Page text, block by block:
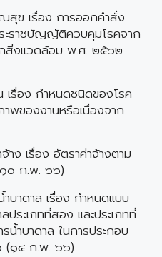
สุข เรื่อง การออกคำสั่ง
ะราชบัญญัติควบคุมโรคจาก
กสิ่งแวดล้อม พ.ศ. ๒๕๖๒
เรื่อง กำหนดชนิดของโรค
พของงานหรือเนื่องจาก
ง เรื่อง อัตราค่าจ้างตาม
๐ ก.พ. ๖๖)
บาดาล เรื่อง กำหนดแบบ
ระเภทที่สอง และประเภทที่
น้ำบาดาล ในการประกอบ
(๑๔ ก.พ. ๖๖)